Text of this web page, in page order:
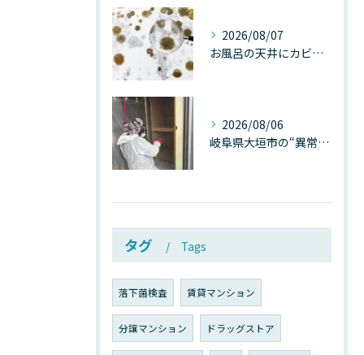
2026/08/07
お風呂の天井にカビが生えたら要注意！2026年8月の猛暑・高湿度で急増する浴室カビの原因と正しい対策
2026/08/06
岐阜県大垣市の“異常に高い気温”が建物内部を腐らせる──深層カビが爆発的に増える本当の理由
タグ Tags
落下菌検査 賃貸マンション
分譲マンション ドラッグストア